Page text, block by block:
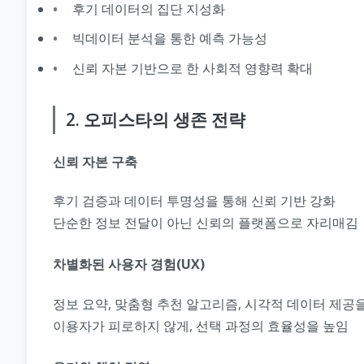
후기 데이터의 집단 지성화
빅데이터 분석을 통한 예측 가능성
신뢰 자본 기반으로 한 사회적 영향력 확대
2. 오피스타의 생존 전략
신뢰 자본 구축
후기 검증과 데이터 투명성을 통해 신뢰 기반 강화
단순한 정보 전달이 아닌 신뢰의 플랫폼으로 자리매김
차별화된 사용자 경험(UX)
정보 요약, 맞춤형 추천 알고리즘, 시각적 데이터 제공
이용자가 피로하지 않게, 선택 과정의 효율성을 높임